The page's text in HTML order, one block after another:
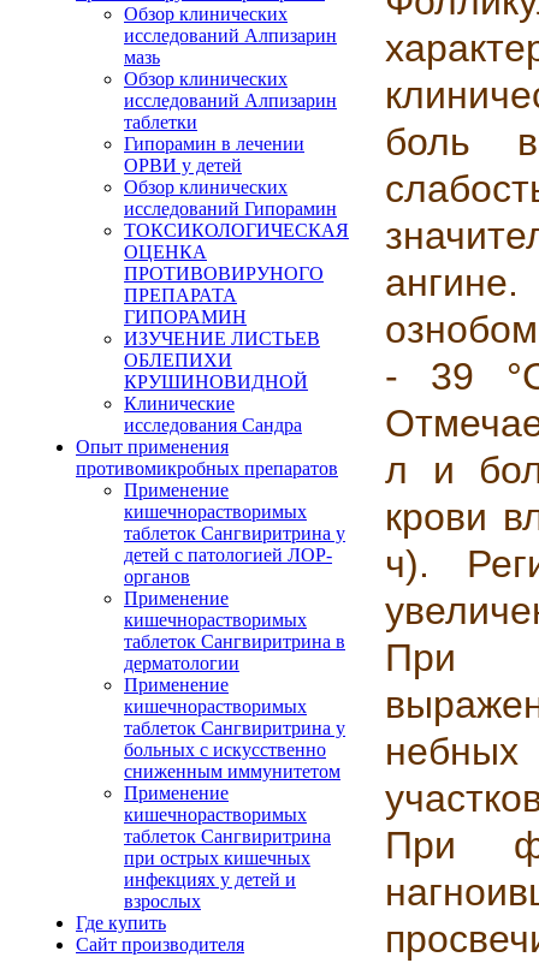
Обзор клинических
исследований Алпизарин
мазь
Обзор клинических
исследований Алпизарин
таблетки
Гипорамин в лечении
ОРВИ у детей
Обзор клинических
исследований Гипорамин
ТОКСИКОЛОГИЧЕСКАЯ
ОЦЕНКА
ПРОТИВОВИРУНОГО
ПРЕПАРАТА
ГИПОРАМИН
ИЗУЧЕНИЕ ЛИСТЬЕВ
ОБЛЕПИХИ
КРУШИНОВИДНОЙ
Клинические
исследования Сандра
Опыт применения
противомикробных препаратов
Применение
кишечнорастворимых
таблеток Сангвиритрина у
детей с патологией ЛОР-
органов
Применение
кишечнорастворимых
таблеток Сангвиритрина в
дерматологии
Применение
кишечнорастворимых
таблеток Сангвиритрина у
больных с искусственно
сниженным иммунитетом
Применение
кишечнорастворимых
таблеток Сангвиритрина
при острых кишечных
инфекциях у детей и
взрослых
Где купить
Сайт производителя
боль
- 39
л и
крови
ч).
При
При